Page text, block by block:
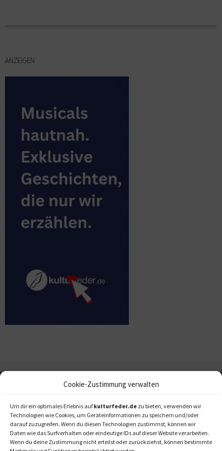
Cookie-Zustimmung verwalten
Um dir ein optimales Erlebnis aufkulturfeder.de zu bieten, verwenden wir
Technologien wie Cookies, um Geräteinformationen zu speichern und/oder
darauf zuzugreifen. Wenn du diesen Technologien zustimmst, können wir
Daten wie das Surfverhalten oder eindeutige IDs auf dieser Website verarbeiten.
Wenn du deine Zustimmung nicht erteilst oder zurückziehst, können bestimmte
ANZEIGEN